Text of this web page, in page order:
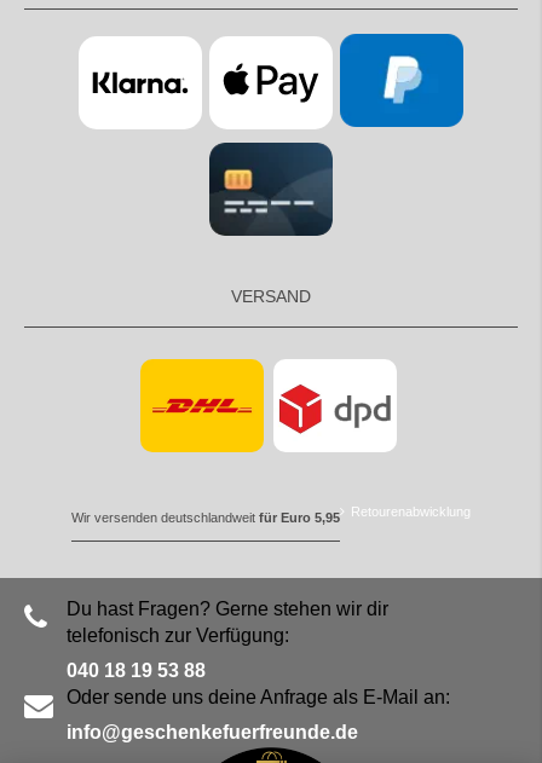
VERSAND
Wir versenden deutschlandweit für Euro 5,95 Retourenabwicklung
Du hast Fragen? Gerne stehen wir dir
telefonisch zur Verfügung:
040 18 19 53 88
Oder sende uns deine Anfrage als E-Mail an:
info@geschenkefuerfreunde.de